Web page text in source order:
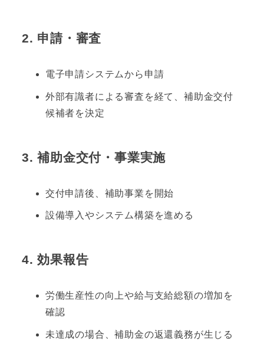
2. 申請・審査
電子申請システムから申請
外部有識者による審査を経て、補助金交付
候補者を決定
3.補助金交付・事業実施
交付申請後、補助事業を開始
設備導入やシステム構築を進める
4.効果報告
労働生産性の向上や給与支給総額の増加を
確認
未達成の場合、補助金の返還義務が生じる